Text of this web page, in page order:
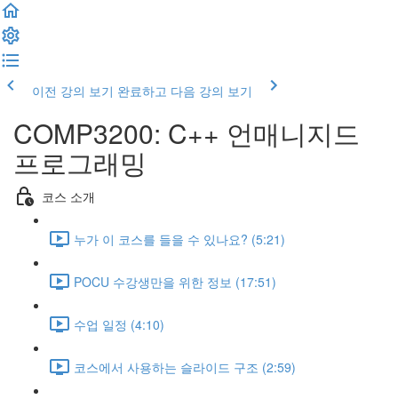
이전 강의 보기 완료하고 다음 강의 보기
COMP3200: C++ 언매니지드
프로그래밍
코스 소개
누가 이 코스를 들을 수 있나요? (5:21)
POCU 수강생만을 위한 정보 (17:51)
수업 일정 (4:10)
코스에서 사용하는 슬라이드 구조 (2:59)